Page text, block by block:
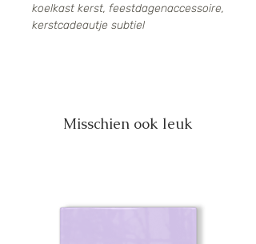
koelkast kerst, feestdagenaccessoire,
kerstcadeautje subtiel
Misschien ook leuk